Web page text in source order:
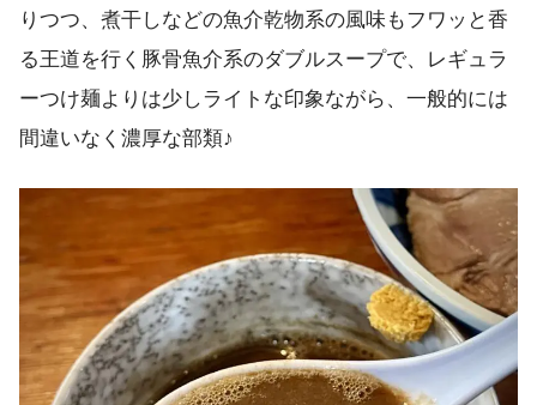
りつつ、煮干しなどの魚介乾物系の風味もフワッと香
る王道を行く豚骨魚介系のダブルスープで、レギュラ
ーつけ麺よりは少しライトな印象ながら、一般的には
間違いなく濃厚な部類♪